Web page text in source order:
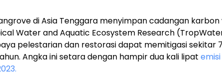
di Asia Tenggara menyimpan cadangan
Water and Aquatic Ecosystem Research
pelestarian dan restorasi dapat memitigasi sekitar
Angka ini setara dengan hampir dua kali lipat